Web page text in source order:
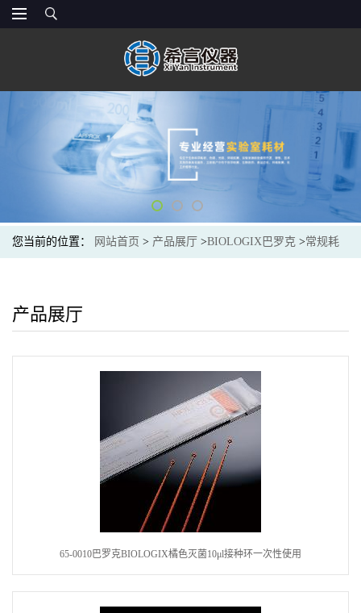
您当前的位置： 网站首页 > 产品展厅 >BIOLOGIX巴罗克 >常规耗
产品展厅
65-0010巴罗克BIOLOGIX橘色灭菌10μl接种环一次性使用